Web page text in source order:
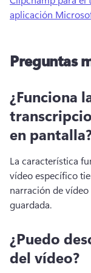
aplicación
Preguntas
¿Funciona
en
La característica
vídeo específico
narración de vídeo
guardada.
¿Puedo
del vídeo?